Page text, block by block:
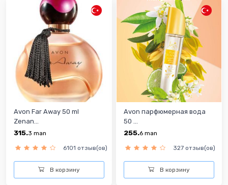
Avon Far Away 50 ml
Zenan...
315.3 man
6101 отзыв(ов)
В корзину
Avon парфюмерная вода
50 ...
255.6 man
327 отзыв(ов)
В корзину